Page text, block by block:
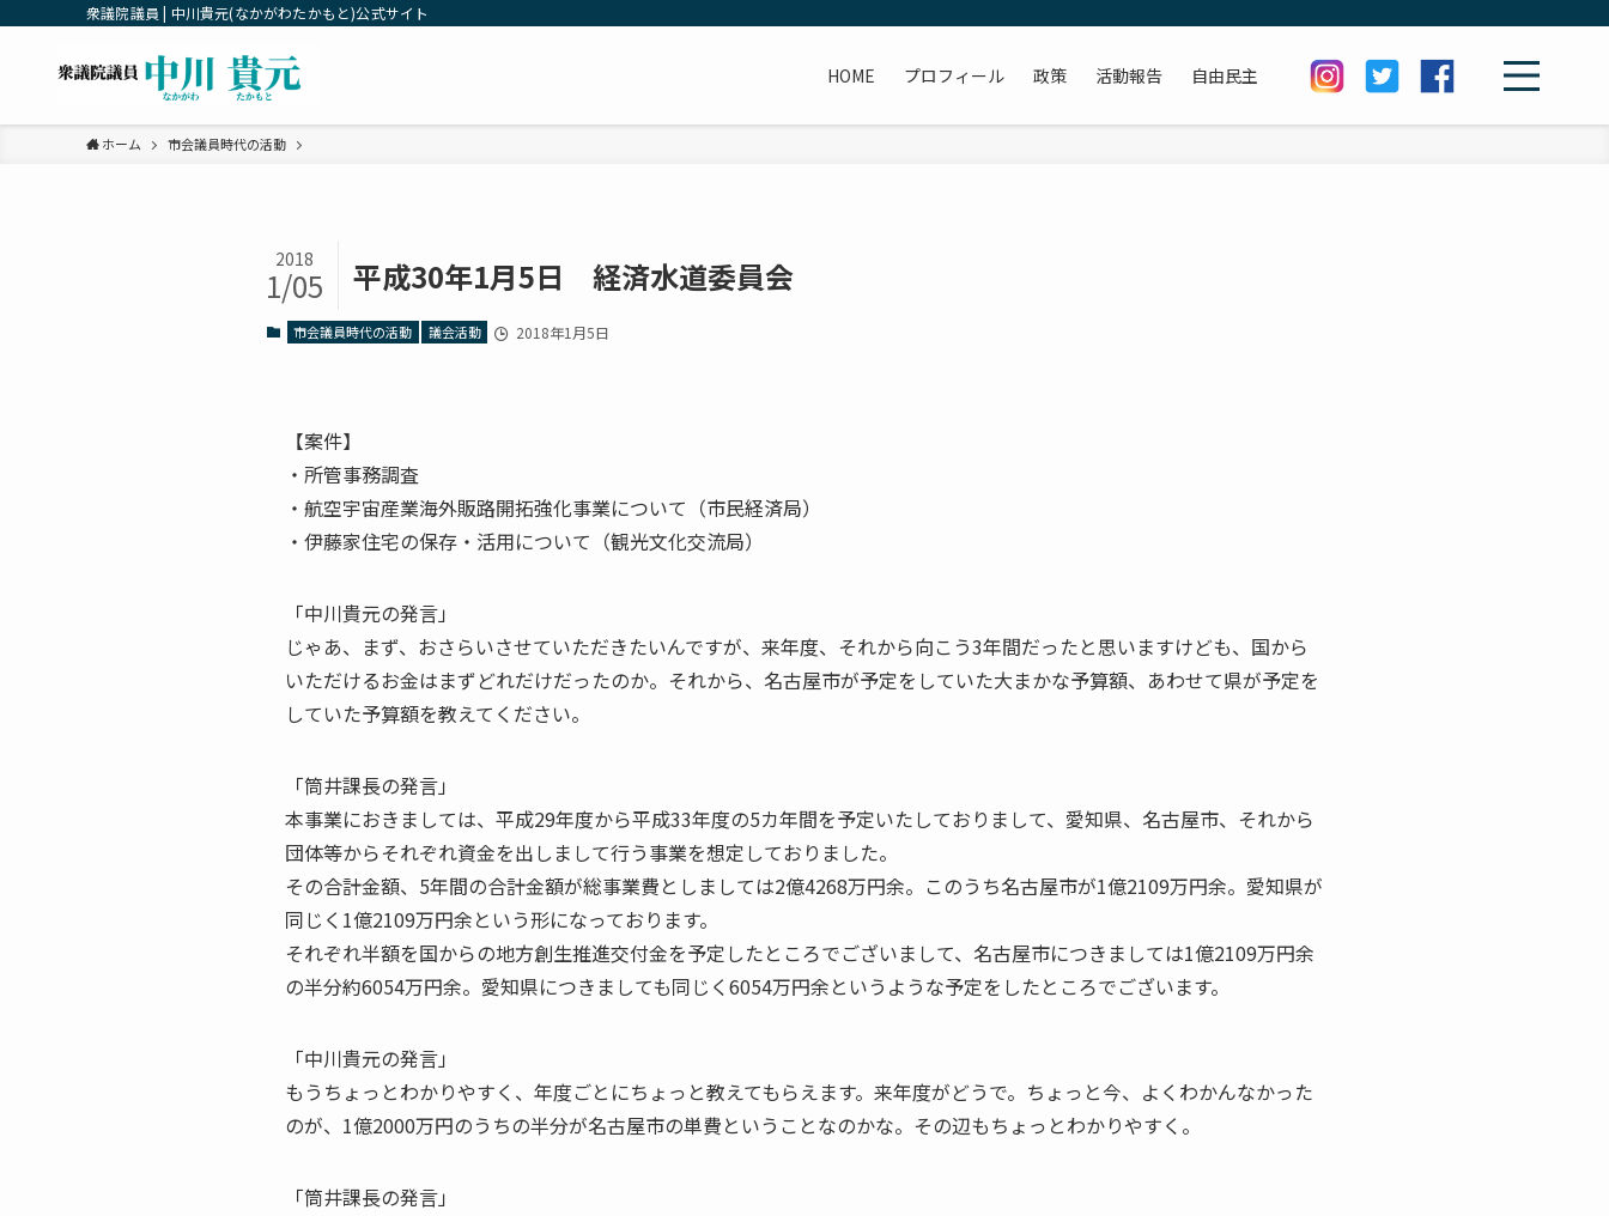
衆議院議員 | 中川貴元(なかがわたかもと)公式サイト
HOME プロフィール 政策 活動報告 自由民主
ホーム 市会議員時代の活動
平成30年1月5日 経済水道委員会
2018
1/05
市会議員時代の活動 議会活動 2018年1月5日
【案件】
・所管事務調査
・航空宇宙産業海外販路開拓強化事業について（市民経済局）
・伊藤家住宅の保存・活用について（観光文化交流局）
「中川貴元の発言」
じゃあ、まず、おさらいさせていただきたいんですが、来年度、それから向こう3年間だったと思いますけども、国から
いただけるお金はまずどれだけだったのか。それから、名古屋市が予定をしていた大まかな予算額、あわせて県が予定を
していた予算額を教えてください。
「筒井課長の発言」
本事業におきましては、平成29年度から平成33年度の5カ年間を予定いたしておりまして、愛知県、名古屋市、それから
団体等からそれぞれ資金を出しまして行う事業を想定しておりました。
その合計金額、5年間の合計金額が総事業費としましては2億4268万円余。このうち名古屋市が1億2109万円余。愛知県が
同じく1億2109万円余という形になっております。
それぞれ半額を国からの地方創生推進交付金を予定したところでございまして、名古屋市につきましては1億2109万円余
の半分約6054万円余。愛知県につきましても同じく6054万円余というような予定をしたところでございます。
「中川貴元の発言」
もうちょっとわかりやすく、年度ごとにちょっと教えてもらえます。来年度がどうで。ちょっと今、よくわかんなかった
のが、1億2000万円のうちの半分が名古屋市の単費ということなのかな。その辺もちょっとわかりやすく。
「筒井課長の発言」